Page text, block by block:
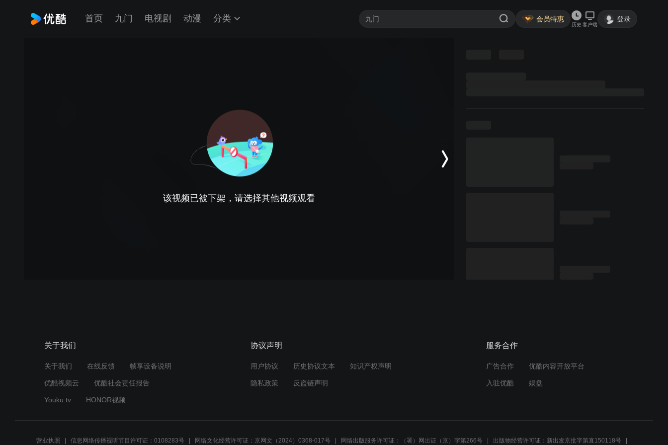
首页 九门 电视剧 动漫 分类 会员特惠
历史 客户端
登录
该视频已被下架，请选择其他视频观看
关于我们
关于我们 在线反馈 帧享设备说明
优酷视频云 优酷社会责任报告
Youku.tv HONOR视频
协议声明
用户协议 历史协议文本 知识产权声明
隐私政策 反盗链声明
服务合作
广告合作 优酷内容开放平台
入驻优酷 娱盘
营业执照 信息网络传播视听节目许可证：0108283号 网络文化经营许可证：京网文（2024）0368-017号 网络出版服务许可证：（署）网出证（京）字第266号 出版物经营许可证：新出发京批字第直150118号